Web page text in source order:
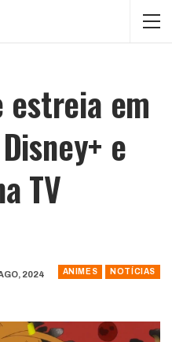
estreia em
e
TV
ANIMES NOTÍCIAS
2024